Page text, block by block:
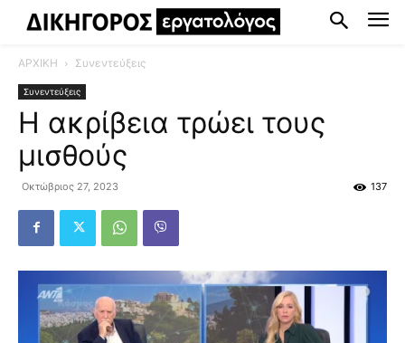
ΑΡΧΙΚΗ Συνεντεύξεις
Συνεντεύξεις
Η ακρίβεια τρώει τους
μισθούς
Οκτώβριος 27, 2023 137